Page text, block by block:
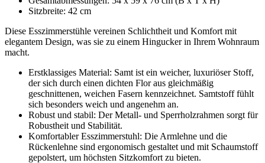
Sitzbreite: 42 cm
Diese Esszimmerstühle vereinen Schlichtheit und Komfort mit
elegantem Design, was sie zu einem Hingucker in Ihrem Wohnraum
macht.
Erstklassiges Material: Samt ist ein weicher, luxuriöser Stoff,
der sich durch einen dichten Flor aus gleichmäßig
geschnittenen, weichen Fasern kennzeichnet. Samtstoff fühlt
sich besonders weich und angenehm an.
Robust und stabil: Der Metall- und Sperrholzrahmen sorgt für
Robustheit und Stabilität.
Komfortabler Esszimmerstuhl: Die Armlehne und die
Rückenlehne sind ergonomisch gestaltet und mit Schaumstoff
gepolstert, um höchsten Sitzkomfort zu bieten.